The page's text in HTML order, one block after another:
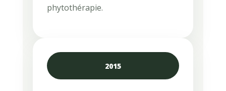
phytothérapie.
2015